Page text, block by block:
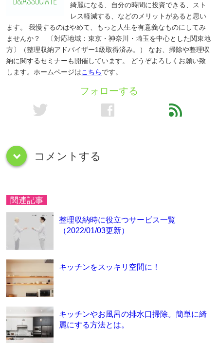
綺麗になる、自分の時間に投資できる、スト
レス軽減する、などのメリットがあると思い
ます。 我慢するのはやめて、もっと人生を有意義なものにしてみ
ませんか？ 〔対応地域：東京・神奈川・埼玉を中心とした関東地
方〕（整理収納アドバイザー1級取得済み。） なお、掃除や整理収
納に関するセミナーも開催しています。 どうぞよろしくお願い致
します。ホームページはこちらです。
フォローする
twitter facebook feed
down コメントする
関連記事
整理収納時に役立つサービス一覧
（2022/01/03更新）
キッチンをスッキリ空間に！
キッチンやお風呂の排水口掃除。簡単に綺
麗にする方法とは。